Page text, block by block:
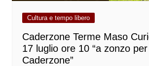
Cultura e tempo libero
Caderzone Terme Maso
17 luglio ore 10 “a zonzo
Caderzone”